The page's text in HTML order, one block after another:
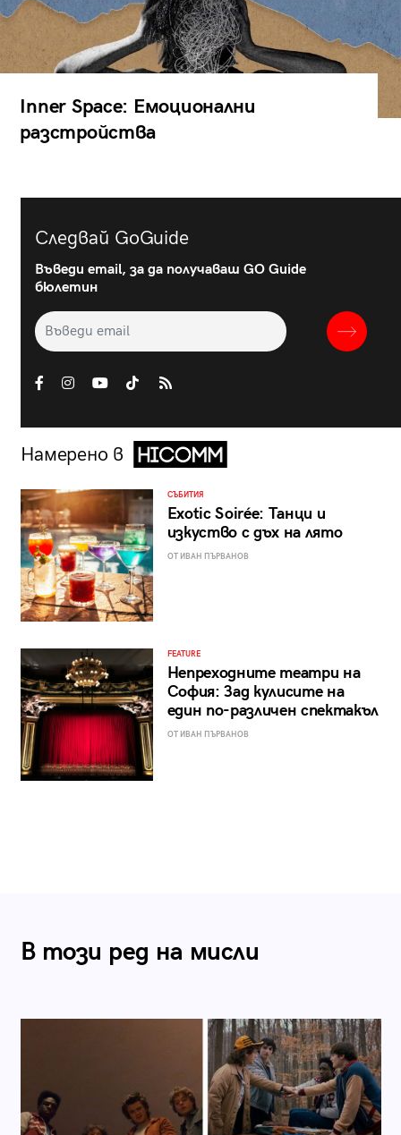
Inner Space: Емоционални
разстройства
Следвай GoGuide
Въведи email, за да получаваш GO Guide
бюлетин
Намерено в
СЪБИТИЯ
Exotic Soirée: Танци и
изкуство с дъх на лято
ОТ ИВАН ПЪРВАНОВ
FEATURE
Непреходните театри на
София: Зад кулисите на
един по-различен спектакъл
ОТ ИВАН ПЪРВАНОВ
В този ред на мисли